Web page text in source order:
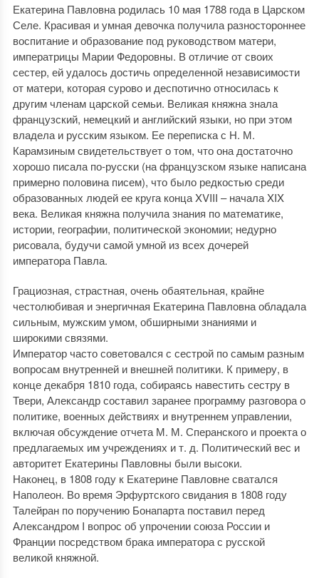
Екатерина Павловна родилась 10 мая 1788 года в Царском
Селе. Красивая и умная девочка получила разностороннее
воспитание и образование под руководством матери,
императрицы Марии Федоровны. В отличие от своих
сестер, ей удалось достичь определенной независимости
от матери, которая сурово и деспотично относилась к
другим членам царской семьи. Великая княжна знала
французский, немецкий и английский языки, но при этом
владела и русским языком. Ее переписка с Н. М.
Карамзиным свидетельствует о том, что она достаточно
хорошо писала по-русски (на французском языке написана
примерно половина писем), что было редкостью среди
образованных людей ее круга конца XVIII – начала XIX
века. Великая княжна получила знания по математике,
истории, географии, политической экономии; недурно
рисовала, будучи самой умной из всех дочерей
императора Павла.
Грациозная, страстная, очень обаятельная, крайне
честолюбивая и энергичная Екатерина Павловна обладала
сильным, мужским умом, обширными знаниями и
широкими связями.
Император часто советовался с сестрой по самым разным
вопросам внутренней и внешней политики. К примеру, в
конце декабря 1810 года, собираясь навестить сестру в
Твери, Александр составил заранее программу разговора о
политике, военных действиях и внутреннем управлении,
включая обсуждение отчета М. М. Сперанского и проекта о
предлагаемых им учреждениях и т. д. Политический вес и
авторитет Екатерины Павловны были высоки.
Наконец, в 1808 году к Екатерине Павловне сватался
Наполеон. Во время Эрфуртского свидания в 1808 году
Талейран по поручению Бонапарта поставил перед
Александром I вопрос об упрочении союза России и
Франции посредством брака императора с русской
великой княжной.